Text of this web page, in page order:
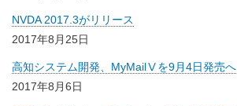
NVDA 2017.3がリリース
2017年8月25日
高知システム開発、MyMailⅤを9月4日発売へ
2017年8月6日